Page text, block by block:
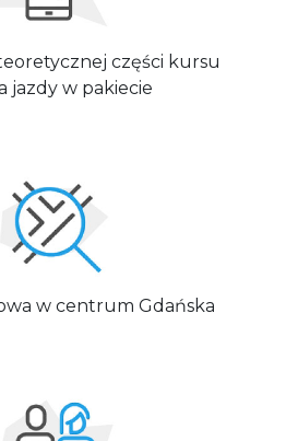
części kursu
jazdy w pakiecie
w centrum Gdańska